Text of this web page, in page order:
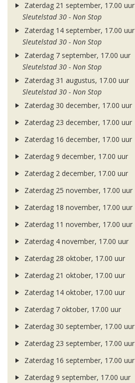
Zaterdag 21 september, 17.00 uur
Sleutelstad 30 - Non Stop
Zaterdag 14 september, 17.00 uur
Sleutelstad 30 - Non Stop
Zaterdag 7 september, 17.00 uur
Sleutelstad 30 - Non Stop
Zaterdag 31 augustus, 17.00 uur
Sleutelstad 30 - Non Stop
Zaterdag 30 december, 17.00 uur
Zaterdag 23 december, 17.00 uur
Zaterdag 16 december, 17.00 uur
Zaterdag 9 december, 17.00 uur
Zaterdag 2 december, 17.00 uur
Zaterdag 25 november, 17.00 uur
Zaterdag 18 november, 17.00 uur
Zaterdag 11 november, 17.00 uur
Zaterdag 4 november, 17.00 uur
Zaterdag 28 oktober, 17.00 uur
Zaterdag 21 oktober, 17.00 uur
Zaterdag 14 oktober, 17.00 uur
Zaterdag 7 oktober, 17.00 uur
Zaterdag 30 september, 17.00 uur
Zaterdag 23 september, 17.00 uur
Zaterdag 16 september, 17.00 uur
Zaterdag 9 september, 17.00 uur